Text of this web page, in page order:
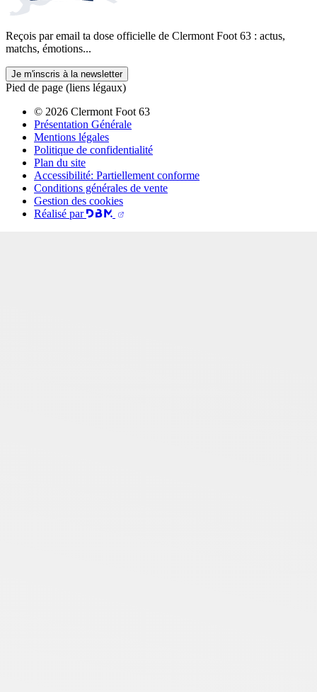
Reçois par email ta dose officielle de Clermont Foot 63 : actus,
matchs, émotions...
Je m'inscris à la newsletter
Pied de page (liens légaux)
© 2026 Clermont Foot 63
Présentation Générale
Mentions légales
Politique de confidentialité
Plan du site
Accessibilité: Partiellement conforme
Conditions générales de vente
Gestion des cookies
Réalisé par